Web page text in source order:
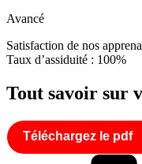
Avancé
Satisfaction de nos
Taux d’assiduité : 100%
Tout savoir sur
Téléchargez le pdf